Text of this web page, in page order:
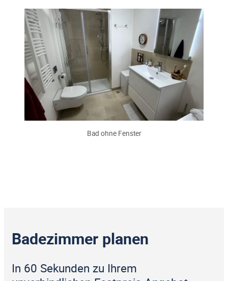
Bad ohne Fenster
Badezimmer planen
In 60 Sekunden zu Ihrem